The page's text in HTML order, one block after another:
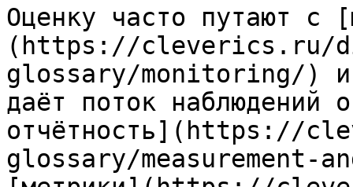
Оценку часто путают с
(https://cleverics.ru/
glossary/monitoring/) и
даёт поток наблюдений
отчётность](https://
glossary/measurement-